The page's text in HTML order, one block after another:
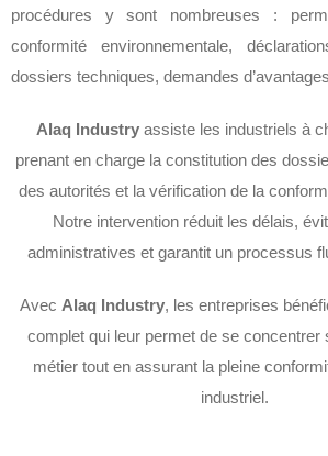
procédures y sont nombreuses :
conformité environnementale,
dossiers techniques, demandes
Alaq Industry assiste les industriels à
prenant en charge la constitution des
des autorités et la vérification de la
Notre intervention réduit les délais,
administratives et garantit un processus
Avec Alaq Industry, les entreprises
complet qui leur permet de se
métier tout en assurant la pleine
industriel.